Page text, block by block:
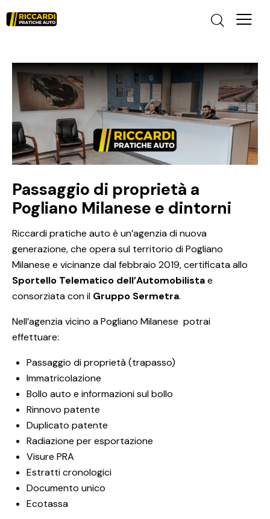
Passaggio di proprietà a
Pogliano Milanese e dintorni
Riccardi pratiche auto è un’agenzia di nuova
generazione, che opera sul territorio di Pogliano
Milanese e vicinanze dal febbraio 2019, certificata allo
Sportello Telematico dell’Automobilistae
consorziata con il Gruppo Sermetra.
Nell’agenzia vicino a Pogliano Milanese potrai
effettuare:
Passaggio di proprietà (trapasso)
Immatricolazione
Bollo auto e informazioni sul bollo
Rinnovo patente
Duplicato patente
Radiazione per esportazione
Visure PRA
Estratti cronologici
Documento unico
Ecotassa